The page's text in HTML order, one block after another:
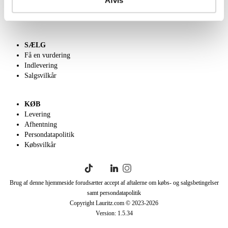
SÆLG
Få en vurdering
Indlevering
Salgsvilkår
KØB
Levering
Afhentning
Persondatapolitik
Købsvilkår
Brug af denne hjemmeside forudsætter accept af aftalerne om købs- og salgsbetingelser
samt persondatapolitik
Copyright Lauritz.com © 2023-2026
Version: 1.5.34